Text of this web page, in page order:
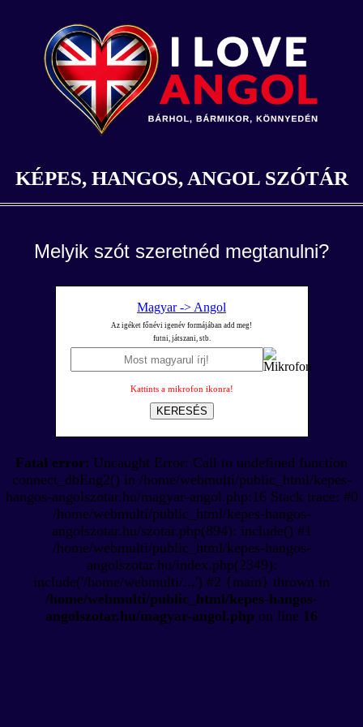
KÉPES, HANGOS, ANGOL SZÓTÁR
Melyik szót szeretnéd megtanulni?
Magyar -> Angol
Az igéket főnévi igenév formájában add meg!
futni, játszani, stb.
Kattints a mikrofon ikonra!
KERESÉS
Fatal error: Uncaught Error: Call to undefined function
connect_dbEng2() in /home/webmulti/public_html/kepes-
hangos-angolszotar.hu/magyar-angol.php:16 Stack trace: #0
/home/webmulti/public_html/kepes-hangos-
angolszotar.hu/szotar.php(894): include() #1
/home/webmulti/public_html/kepes-hangos-
angolszotar.hu/index.php(2349):
include('/home/webmulti/...') #2 {main} thrown in
/home/webmulti/public_html/kepes-hangos-
angolszotar.hu/magyar-angol.php on line 16